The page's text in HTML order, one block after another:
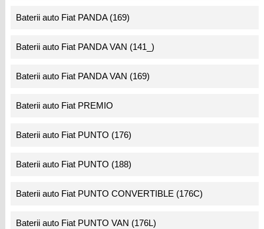
Baterii auto Fiat PANDA (169)
Baterii auto Fiat PANDA VAN (141_)
Baterii auto Fiat PANDA VAN (169)
Baterii auto Fiat PREMIO
Baterii auto Fiat PUNTO (176)
Baterii auto Fiat PUNTO (188)
Baterii auto Fiat PUNTO CONVERTIBLE (176C)
Baterii auto Fiat PUNTO VAN (176L)